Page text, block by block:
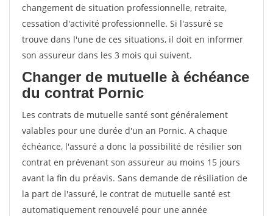
changement de situation professionnelle, retraite,
cessation d'activité professionnelle. Si l'assuré se
trouve dans l'une de ces situations, il doit en informer
son assureur dans les 3 mois qui suivent.
Changer de mutuelle à échéance
du contrat Pornic
Les contrats de mutuelle santé sont généralement
valables pour une durée d'un an Pornic. A chaque
échéance, l'assuré a donc la possibilité de résilier son
contrat en prévenant son assureur au moins 15 jours
avant la fin du préavis. Sans demande de résiliation de
la part de l'assuré, le contrat de mutuelle santé est
automatiquement renouvelé pour une année